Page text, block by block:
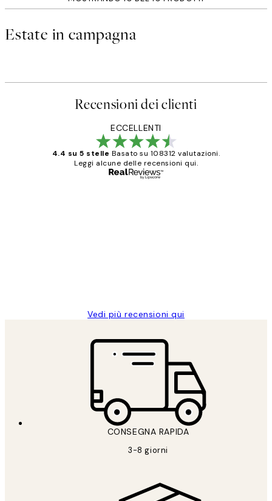
Estate in campagna
Recensioni dei clienti
ECCELLENTI
4.4 su 5 stelle Basato su 108312 valutazioni.
Leggi alcune delle recensioni qui.
Vedi più recensioni qui
CONSEGNA RAPIDA
3-8 giorni